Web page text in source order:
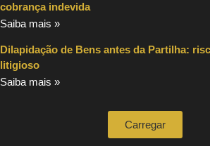
cobrança indevida
Saiba mais »
Dilapidação de Bens antes da Partilha:
litigioso
Saiba mais »
Carregar